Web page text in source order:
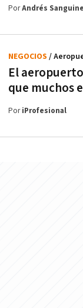
PorAndrés
El
que muchos
NEGOCIOS /
PoriProfesional